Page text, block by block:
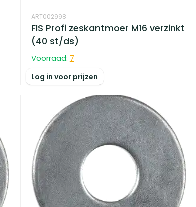
ART002998
FIS Profi zeskantmoer M16 verzinkt
(40 st/ds)
Voorraad: 7
Log in voor prijzen